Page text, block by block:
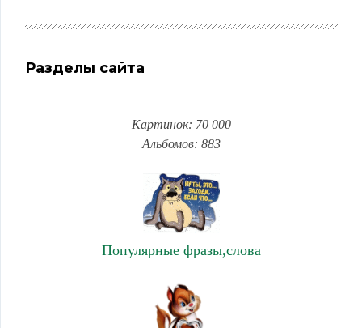
Разделы сайта
Картинок: 70 000
Альбомов: 883
Популярные фразы,слова